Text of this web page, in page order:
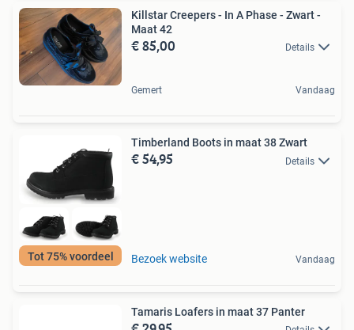
Killstar Creepers - In A Phase - Zwart -
Maat 42
€ 85,00 Details
Gemert Vandaag
Tot 75% voordeel
Timberland Boots in maat 38 Zwart
€ 54,95 Details
Bezoek website Vandaag
Tamaris Loafers in maat 37 Panter